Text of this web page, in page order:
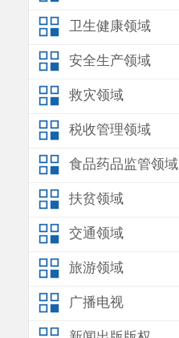
卫生健康领域
安全生产领域
救灾领域
税收管理领域
食品药品监管领域
扶贫领域
交通领域
旅游领域
广播电视